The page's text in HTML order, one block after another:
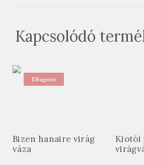
Kapcsolódó
Elfogyott
Bizen hanaire virág
váza
Kiotói